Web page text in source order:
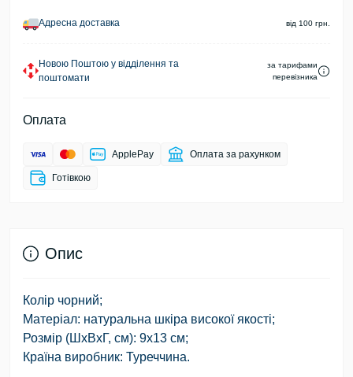
Адресна доставка від 100 грн.
Новою Поштою у відділення та
поштомати
за тарифами
перевізника
Оплата
ApplePay Оплата за рахунком
Готівкою
Опис
Колір чорний;
Матеріал: натуральна шкіра високої якості;
Розмір (ШхВхГ, см): 9х13 см;
Країна виробник: Туреччина.